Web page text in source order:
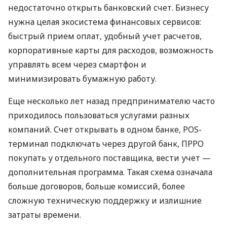
недостаточно открыть банковский счет. Бизнесу
нужна целая экосистема финансовых сервисов:
быстрый прием оплат, удобный учет расчетов,
корпоративные карты для расходов, возможность
управлять всем через смартфон и
минимизировать бумажную работу.
Еще несколько лет назад предпринимателю часто
приходилось пользоваться услугами разных
компаний. Счет открывать в одном банке, POS-
терминал подключать через другой банк, ПРРО
покупать у отдельного поставщика, вести учет —
дополнительная программа. Такая схема означала
больше договоров, больше комиссий, более
сложную техническую поддержку и излишние
затраты времени.